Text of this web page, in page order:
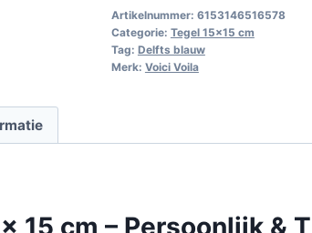
Artikelnummer: 6153146516578
Categorie: Tegel 15x15 cm
Tag: Delfts blauw
Merk: Voici Voila
15 cm – Persoonlijk &